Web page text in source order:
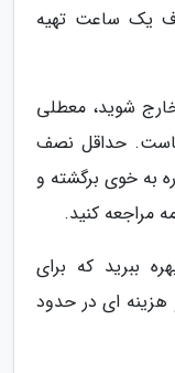
یک ساعت تهیه
خارج شوید، معطلی
حداقل نصف
به خوی برگشته و
مراجعه کنید.
ببرید که برای
هزینه ای در حدود